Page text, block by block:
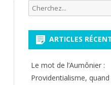
Recherche
pour:
ARTICLES
Le mot de l’Aumônier :
Providentialisme,